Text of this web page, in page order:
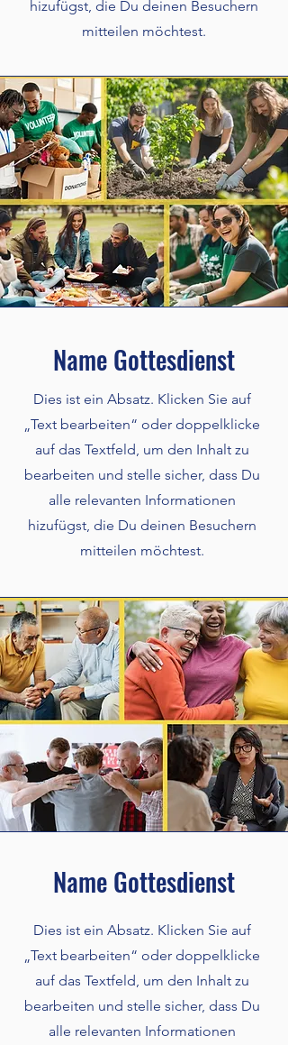
hizufügst, die Du deinen Besuchern
mitteilen möchtest.
Name Gottesdienst
Dies ist ein Absatz. Klicken Sie auf
„Text bearbeiten“ oder doppelklicke
auf das Textfeld, um den Inhalt zu
bearbeiten und stelle sicher, dass Du
alle relevanten Informationen
hizufügst, die Du deinen Besuchern
mitteilen möchtest.
Name Gottesdienst
Dies ist ein Absatz. Klicken Sie auf
„Text bearbeiten“ oder doppelklicke
auf das Textfeld, um den Inhalt zu
bearbeiten und stelle sicher, dass Du
alle relevanten Informationen